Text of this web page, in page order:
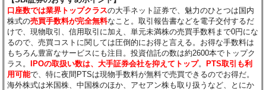
口座数では業界トップクラスの大手ネット証券で、魅力のひとつは国内
株式の売買手数料が完全無料なこと。取引報告書などを電子交付するだ
けで、現物取引、信用取引に加え、単元未満株の売買手数料まで0円にな
るので、売買コストに関しては圧倒的にお得と言える。お得な手数料は
もちろん豊富なサービスにも注目。投資信託の数は約2600本でトップク
ラス。IPOの取扱い数は、大手証券会社を抑えてトップ。PTS取引も利
用可能で、特に夜間PTSは現物手数料が無料で売買できるのでお得だ。
海外株式は米国株、中国株のほか、アセアン株も取り扱うなど、とにか